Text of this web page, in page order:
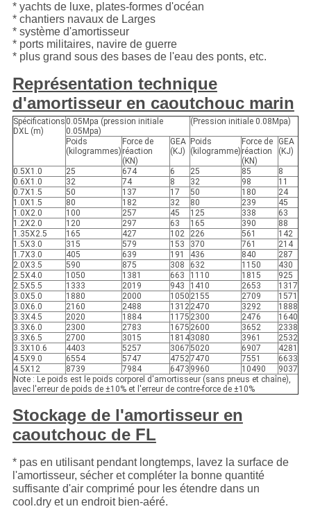
* yachts de luxe, plates-formes d'océan
* chantiers navaux de Larges
* système d'amortisseur
* ports militaires, navire de guerre
* plus grand sous des bases de l'eau des ponts, etc.
Représentation technique
d'amortisseur en caoutchouc marin
Spécifications
DXL (m)
0.05Mpa (pression initiale
0.05Mpa)
(Pression initiale 0.08Mpa)
Poids
(kilogrammes)
Force de
réaction
(KN)
GEA
(KJ)
Poids
(kilogramme)
Force de
réaction
(KN)
GEA
(KJ)
0.5X1.0 25 674 6 25 85
8
0.6X1.0
32 74 8 32 98
11
0.7X1.5
50 137 17 50 180
24
1.0X1.5
80 182 32 80 239
45
1.0X2.0
100 257 45 125 338
63
1.2X2.0
120 297 63 165 390
88
1.35X2.5
165 427 102 226 561
142
1.5X3.0
315 579 153 370 761
214
1.7X3.0
405 639 191 436 840
287
2.0X3.5
590 875 308 632 1150
430
2.5X4.0
1050 1381 663 1110 1815
925
2.5X5.5
1333 2019 943 1410 2653
1317
3.0X5.0
1880 2000 1050 2155 2709
1571
3.0X6.0
2160 2488 13122470 3292
1888
3.3X4.5
2020 1884 1175 2300 2476
1640
3.3X6.0
2300 2783 1675 2600 3652
2338
3.3X6.5
2700 3015 18143080 3961
2532
3.3X10.6
4403 5257 30675020 6907
4281
4.5X9.0
6554 5747 47527470 7551
6633
4.5X12
8739 7984 6473 9960 10490
9037
Note : Le poids est le poids corporel d'amortisseur (sans pneus et chaîne),
avec l'erreur de poids de ±10% et l'erreur de contre-force de ±10%
Stockage de l'amortisseur en
caoutchouc de FL
* pas en utilisant pendant longtemps, lavez la surface de
l'amortisseur, sécher et compléter la bonne quantité
suffisante d'air comprimé pour les étendre dans un
cool.dry et un endroit bien-aéré.